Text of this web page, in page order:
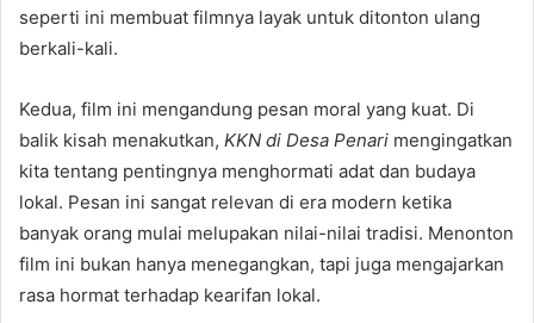
seperti ini membuat filmnya layak untuk ditonton ulang
berkali-kali.
Kedua, film ini mengandung pesan moral yang kuat. Di
balik kisah menakutkan, KKN di Desa Penari mengingatkan
kita tentang pentingnya menghormati adat dan budaya
lokal. Pesan ini sangat relevan di era modern ketika
banyak orang mulai melupakan nilai-nilai tradisi. Menonton
film ini bukan hanya menegangkan, tapi juga mengajarkan
rasa hormat terhadap kearifan lokal.